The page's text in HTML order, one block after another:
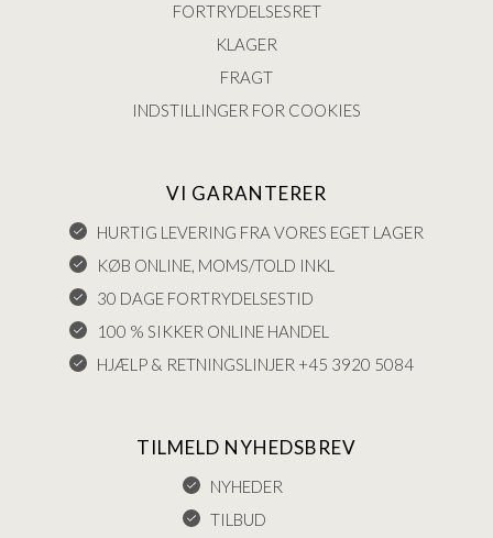
FORTRYDELSESRET
KLAGER
FRAGT
INDSTILLINGER FOR COOKIES
VI GARANTERER
HURTIG LEVERING FRA VORES EGET LAGER
KØB ONLINE, MOMS/TOLD INKL
30 DAGE FORTRYDELSESTID
100 % SIKKER ONLINE HANDEL
HJÆLP & RETNINGSLINJER +45 3920 5084
TILMELD NYHEDSBREV
NYHEDER
TILBUD